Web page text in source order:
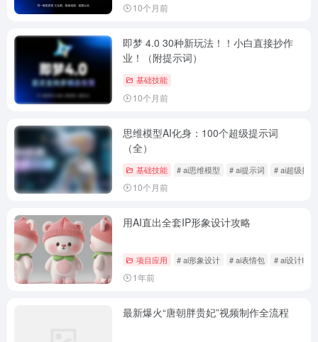
10个月前
即梦 4.0 30种新玩法！！小白直接抄作
业！（附提示词）
基础技能
10个月前
思维模型AI化身：100个超级提示词
（全）
基础技能 # ai思维模型 # ai提示词 # ai超级提
10个月前
用AI直出全套IP形象设计攻略
项目应用 # ai形象设计 # ai表情包 # ai设计IP
1年前
最新爆火“唐朝胖贵妃”视频制作全流程